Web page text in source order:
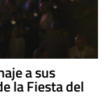
a sus
la Fiesta del